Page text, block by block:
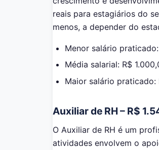
reais para estagiários do
menos, a depender do
Menor salário
Média salarial: R$
Maior salário praticado:
Auxiliar de RH – R$
O Auxiliar de RH é um
atividades envolvem o